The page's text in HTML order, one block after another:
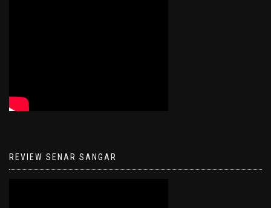
REVIEW SENAR SANGAR